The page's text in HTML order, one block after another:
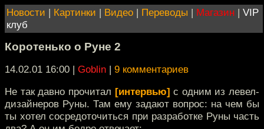
Новости | Картинки | Видео | Переводы | Магазин | VIP
клуб
Коротенько о Руне 2
14.02.01 16:00 | Goblin | 9 комментариев
Не так давно прочитал [интервью] с одним из левел-
дизайнеров Руны. Там ему задают вопрос: на чем бы
ты хотел сосредоточиться при разработке Руны часть